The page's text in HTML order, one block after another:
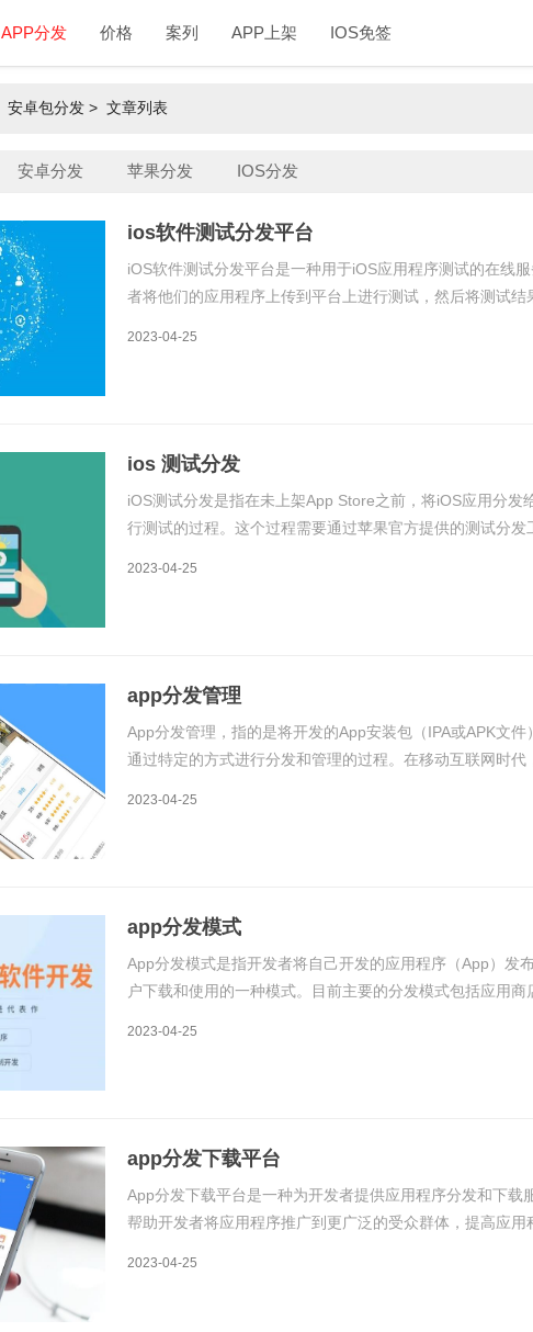
APP分发 价格 案列 APP上架 IOS免签
安卓包分发 > 文章列表
安卓分发 苹果分发 IOS分发
ios软件测试分发平台
iOS软件测试分发平台是一种用于iOS应用程序测试的在线
者将他们的应用程序上传到平台上进行测试，然后将测试结
个平台的原理是将应用程序打包成IPA文件上传到平台上，
给测试人员进行测试，在测试过程中，测试人员可以记录和
2023-04-25
ios 测试分发
iOS测试分发是指在未上架App Store之前，将iOS应用分发
行测试的过程。这个过程需要通过苹果官方提供的测试分发
就是TestFlight。TestFlight是苹果公司推出的一款用于iOS
2023-04-25
app分发管理
App分发管理，指的是将开发的App安装包（IPA或APK文件
通过特定的方式进行分发和管理的过程。在移动互联网时代
App开发者必须要面对的问题之一，也是保障App用户使用
2023-04-25
app分发模式
App分发模式是指开发者将自己开发的应用程序（App）发
户下载和使用的一种模式。目前主要的分发模式包括应用商
场、官网下载、社交媒体等方式。1. 应用商店分发模式应
2023-04-25
app分发下载平台
App分发下载平台是一种为开发者提供应用程序分发和下载
帮助开发者将应用程序推广到更广泛的受众群体，提高应用
度。在本文中，我们将详细介绍App分发下载平台的原理和
2023-04-25